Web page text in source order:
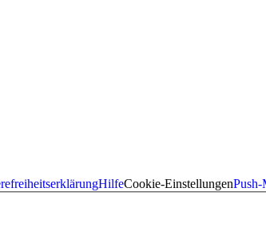
HilfeCookie-EinstellungenPush-